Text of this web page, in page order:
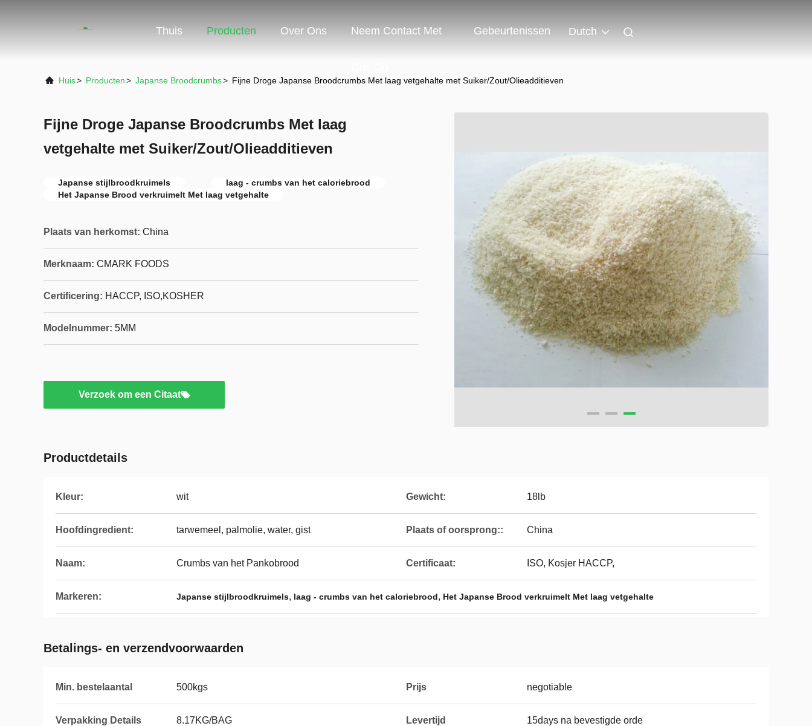
Thuis Producten Over Ons Neem Contact Met Gebeurtenissen Dutch
Huis> Producten> Japanse Broodcrumbs> Fijne Droge Japanse Broodcrumbs Met laag vetgehalte met Suiker/Zout/Olieadditieven
Fijne Droge Japanse Broodcrumbs Met laag
vetgehalte met Suiker/Zout/Olieadditieven
Japanse stijlbroodkruimels
laag - crumbs van het caloriebrood
Het Japanse Brood verkruimelt Met laag vetgehalte
Plaats van herkomst: China
Merknaam: CMARK FOODS
Certificering: HACCP, ISO,KOSHER
Modelnummer: 5MM
Verzoek om een Citaat
Productdetails
Kleur: wit Gewicht: 18lb
Hoofdingredient: tarwemeel, palmolie, water, gist Plaats of oorsprong:: China
Naam: Crumbs van het Pankobrood Certificaat: ISO, Kosjer HACCP,
Markeren: Japanse stijlbroodkruimels, laag - crumbs van het caloriebrood, Het Japanse Brood verkruimelt Met laag vetgehalte
Betalings- en verzendvoorwaarden
Min. bestelaantal 500kgs Prijs negotiable
Verpakking Details 8.17KG/BAG Levertijd 15days na bevestigde orde